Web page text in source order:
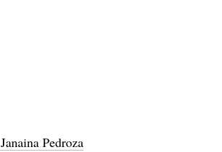
Janaina Pedroza